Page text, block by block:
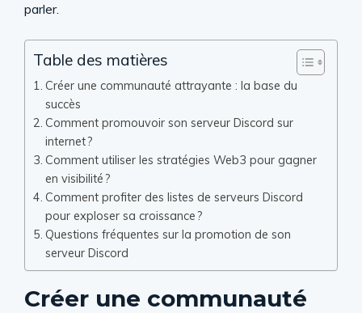
parler.
Table des matières
Créer une communauté attrayante : la base du
succès
Comment promouvoir son serveur Discord sur
internet ?
Comment utiliser les stratégies Web3 pour gagner
en visibilité ?
Comment profiter des listes de serveurs Discord
pour exploser sa croissance ?
Questions fréquentes sur la promotion de son
serveur Discord
Créer une communauté